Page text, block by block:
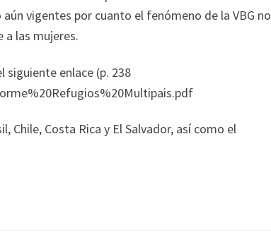
vigentes por cuanto el fenómeno de la VBG no
las mujeres.
siguiente enlace (p. 238
Chile, Costa Rica y El Salvador, así como el